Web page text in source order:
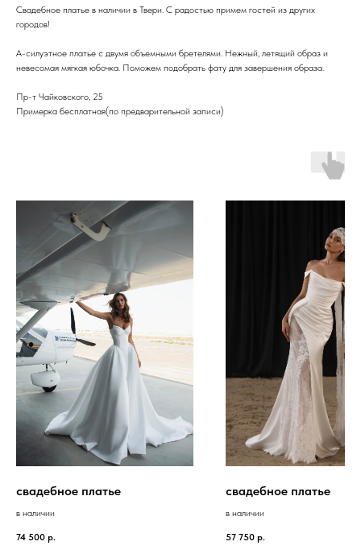
Свадебное платье в наличии в Твери. С радостью примем гостей из других
городов!
А-силуэтное платье с двумя объемными бретелями. Нежный, летящий образ и
невесомая мягкая юбочка. Поможем подобрать фату для завершения образа.
Пр-т Чайковского, 25
Примерка бесплатная(по предварительной записи)
свадебное платье
в наличии
74 500 р.
свадебное платье
в наличии
57 750 р.